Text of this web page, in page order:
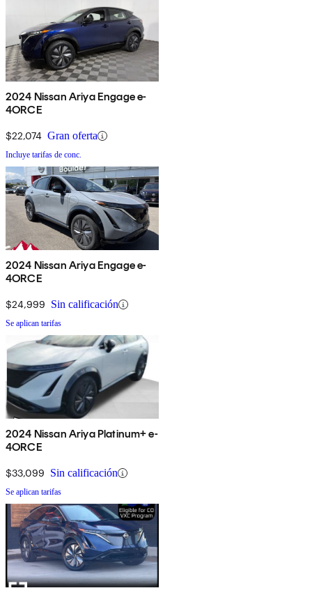
2024 Nissan Ariya Engage e-
4ORCE
$22,074 Gran oferta
Incluye tarifas de conc.
2024 Nissan Ariya Engage e-
4ORCE
$24,999 Sin calificación
Se aplican tarifas
2024 Nissan Ariya Platinum+ e-
4ORCE
$33,099 Sin calificación
Se aplican tarifas